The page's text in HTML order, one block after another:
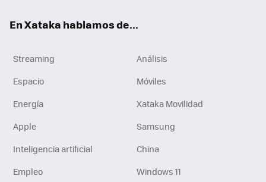
En Xataka hablamos de...
Streaming
Análisis
Espacio
Móviles
Energía
Xataka Movilidad
Apple
Samsung
Inteligencia artificial
China
Empleo
Windows 11